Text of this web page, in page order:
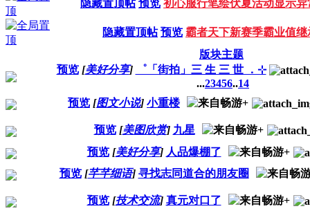
隐藏置顶帖 预览 初心服行笔绘伏夏活动显示
隐藏置顶帖 预览 霸者天下新赛季霸业值继
版块主题
预览 [美好分享]
゜「街拍」三 生 三 世 ．⊹
...23456..14
预览 [图文小说] 小重楼
预览 [美图欣赏] 九星
预览 [美好分享] 人品爆棚了
预览 [芊芊细语] 寻找志同道合的朋友圈
预览 [技术交流] 真元对口了